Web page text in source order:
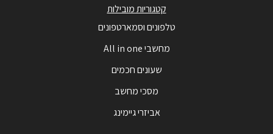
קטגוריות מובילות
טלפונים וסמארטפונים
מחשבי All in one
שעונים חכמים
מסכי מחשב
אביזרי גיימינג